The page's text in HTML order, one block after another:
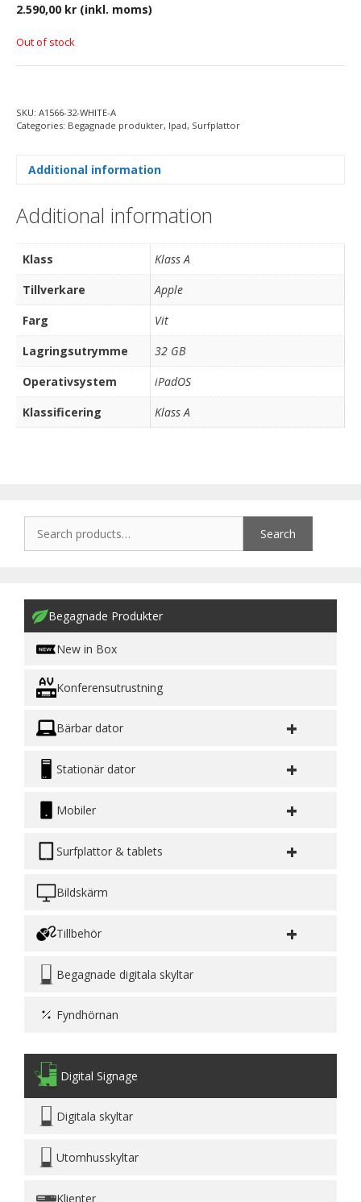
2.590,00 kr (inkl. moms)
Out of stock
SKU: A1566-32-WHITE-A
Categories: Begagnade produkter, Ipad, Surfplattor
Additional information
Additional information
Klass
Klass A
Tillverkare
Apple
Farg
Vit
Lagringsutrymme
32 GB
Operativsystem
iPadOS
Klassificering
Klass A
Search
Begagnade Produkter
New in Box
Konferensutrustning
Bärbar dator +
Stationär dator +
Mobiler +
Surfplattor & tablets +
Bildskärm
Tillbehör +
Begagnade digitala skyltar
Fyndhörnan
Digital Signage
Digitala skyltar
Utomhusskyltar
Klienter